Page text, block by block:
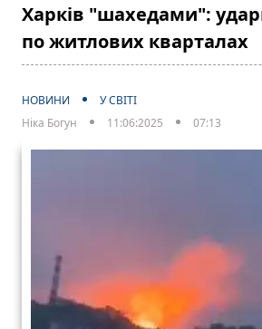
Харків "шахедами":
по житлових кварталах
НОВИНИ
У СВІТІ
Ніка Богун
11:06:2025 07:13